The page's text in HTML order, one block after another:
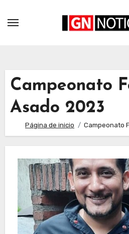
Campeonato
Asado 2023
Página de inicio Campeonato